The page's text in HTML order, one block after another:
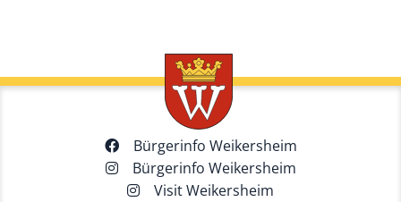
Bürgerinfo Weikersheim
Bürgerinfo Weikersheim
Visit Weikersheim